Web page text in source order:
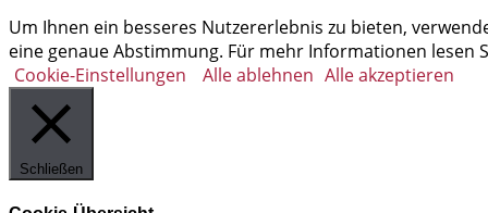
Um Ihnen ein besseres Nutzererlebnis zu bieten,
eine genaue Abstimmung. Für mehr Informationen lesen
Cookie-Einstellungen
Alle ablehnen Alle akzeptieren
Schließen